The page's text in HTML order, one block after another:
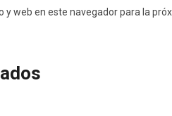
web en este navegador para la